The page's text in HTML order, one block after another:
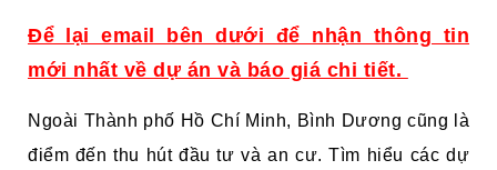
Để lại email bên dưới để nhận thông tin
mới nhất về dự án và báo giá chi tiết.
Ngoài Thành phố Hồ Chí Minh, Bình Dương cũng là
điểm đến thu hút đầu tư và an cư. Tìm hiểu các dự